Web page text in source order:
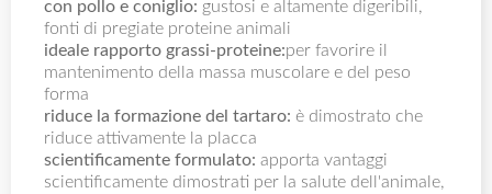
con pollo e coniglio: gustosi e altamente digeribili,
fonti di pregiate proteine animali
ideale rapporto grassi-proteine:per favorire il
mantenimento della massa muscolare e del peso
forma
riduce la formazione del tartaro: è dimostrato che
riduce attivamente la placca
scientificamente formulato: apporta vantaggi
scientificamente dimostrati per la salute dell'animale,